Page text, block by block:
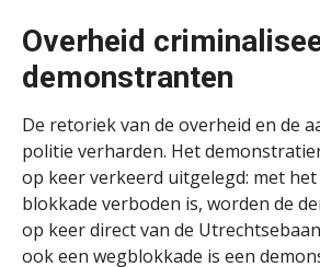
Overheid
demonstranten
De retoriek van de overheid en de
politie verharden. Het
op keer verkeerd uitgelegd: met
blokkade verboden is, worden de
op keer direct van de
ook een wegblokkade is een